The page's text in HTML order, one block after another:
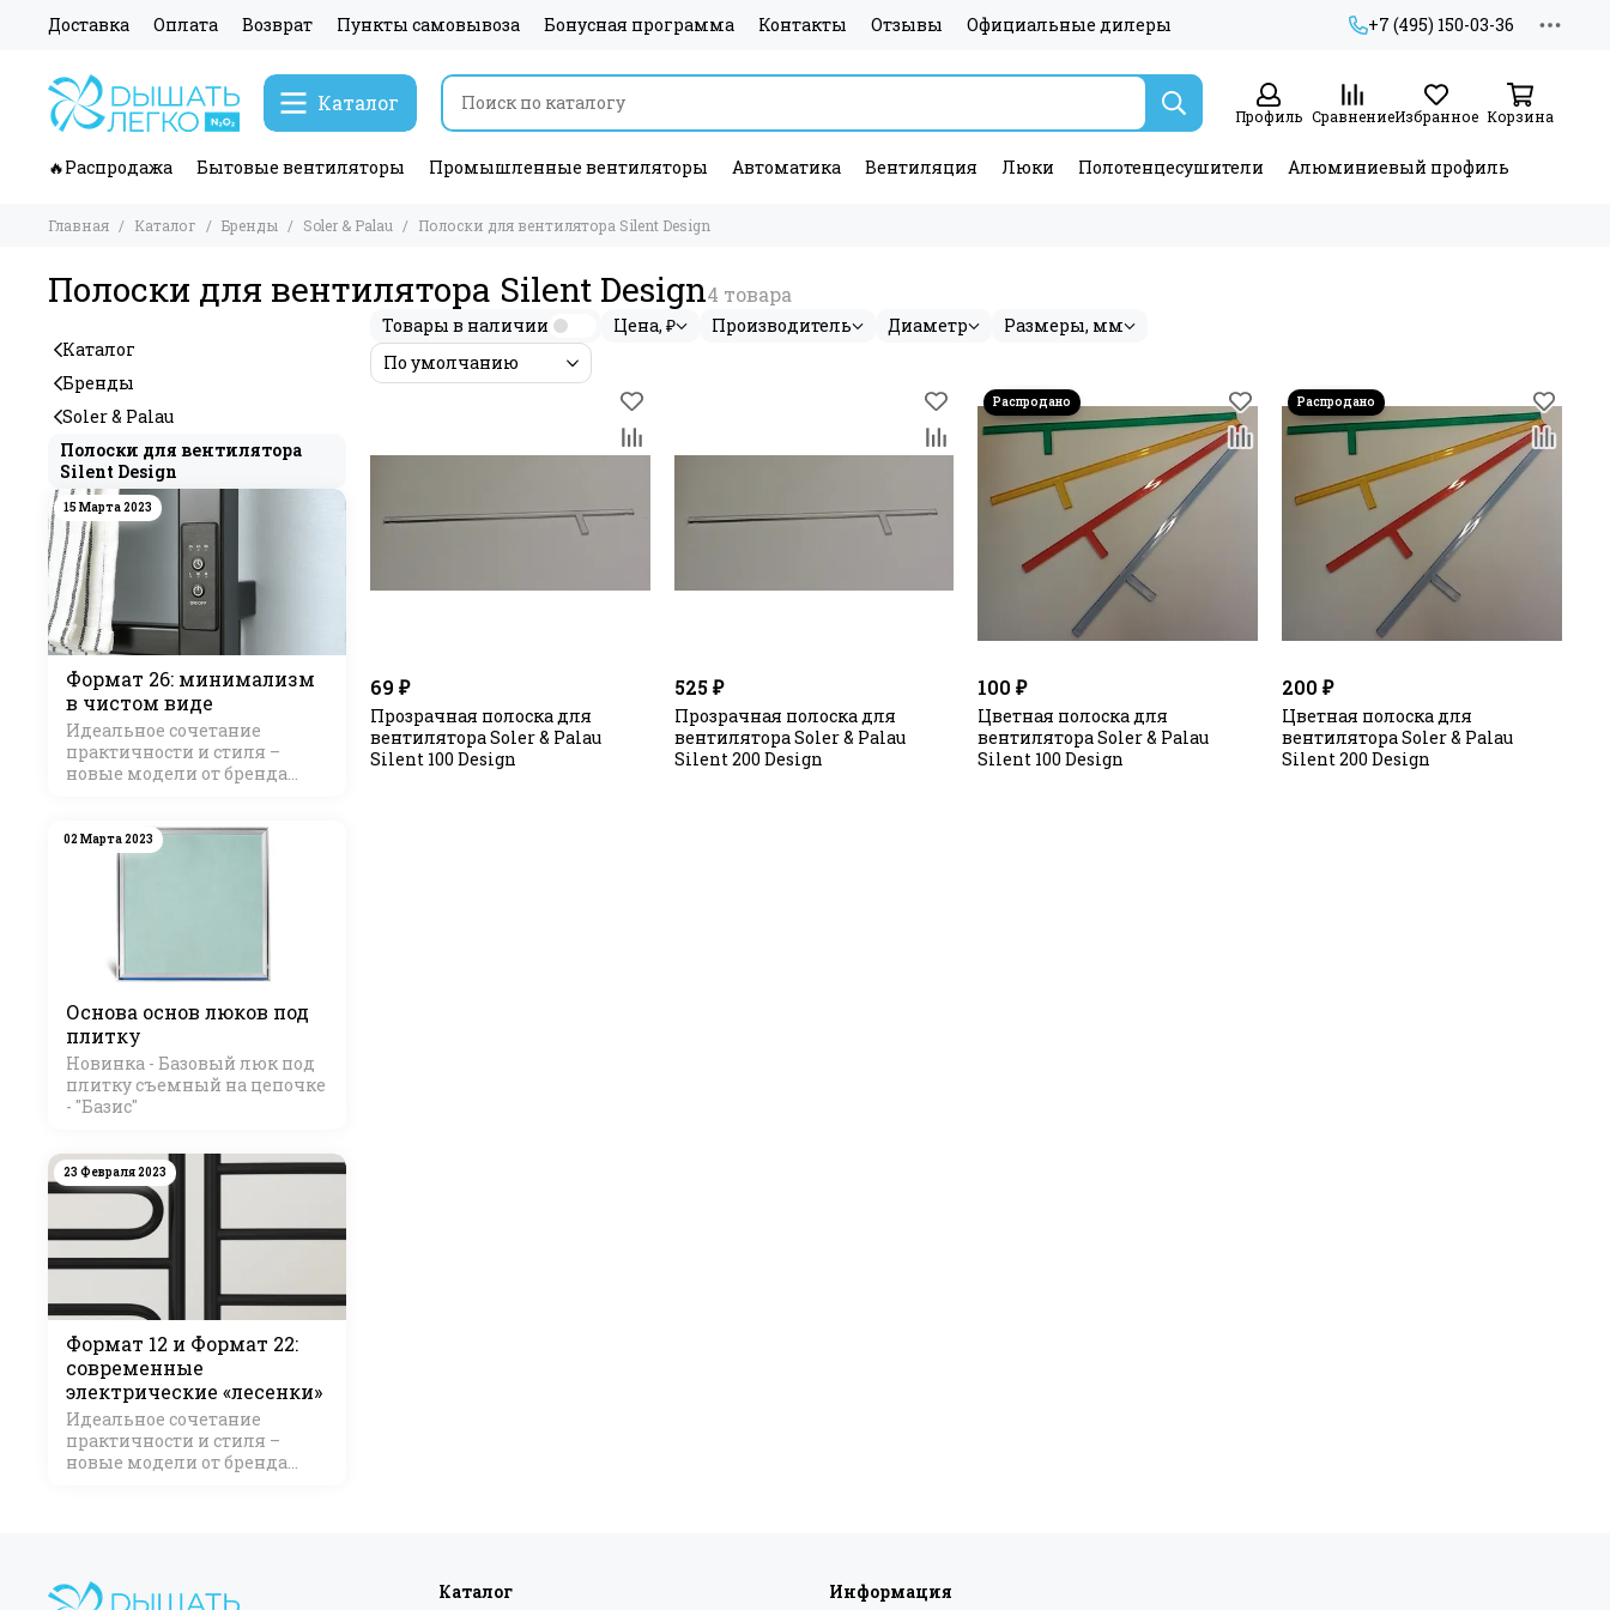
Доставка Оплата Возврат Пункты самовывоза Бонусная программа Контакты Отзывы Официальные дилеры +7 (495) 150-03-36
Каталог
Профиль СравнениеИзбранное Корзина
🔥Распродажа Бытовые вентиляторы Промышленные вентиляторы Автоматика Вентиляция Люки Полотенцесушители Алюминиевый профиль
Главная Каталог Бренды Soler & Palau Полоски для вентилятора Silent Design
Полоски для вентилятора Silent Design
Товары в наличии Цена, ₽ Производитель Диаметр Размеры, мм
69 ₽
Прозрачная полоска для
вентилятора Soler & Palau
Silent 100 Design
525 ₽
Прозрачная полоска для
вентилятора Soler & Palau
Silent 200 Design
100 ₽
Цветная полоска для
вентилятора Soler & Palau
Silent 100 Design
200 ₽
Цветная полоска для
вентилятора Soler & Palau
Silent 200 Design
Каталог
Бренды
Soler & Palau
Полоски для вентилятора
Silent Design
15 Марта 2023
Формат 26: минимализм
в чистом виде
Идеальное сочетание
практичности и стиля –
новые модели от бренда
02 Марта 2023
Основа основ люков под
плитку
Новинка - Базовый люк под
плитку съемный на цепочке
- "Базис"
23 Февраля 2023
Формат 12 и Формат 22:
современные
электрические «лесенки»
Идеальное сочетание
практичности и стиля –
новые модели от бренда
Каталог Информация